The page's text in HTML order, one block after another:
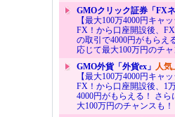
GMOクリック証券「FXネ
【最大100万4000円キャ
FX！から口座開設後、
の取引で4000円がもらえ
応じて最大100万円のチャ
GMO外貨「外貨ex」 人気
【最大100万4000円キャ
FX！から口座開設後、1
4000円がもらえる！ さ
大100万円のチャンスも！